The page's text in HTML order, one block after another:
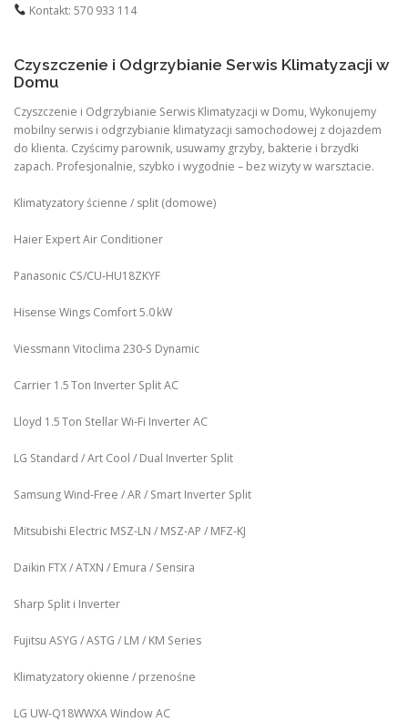
Kontakt: 570 933 114
Czyszczenie i Odgrzybianie Serwis Klimatyzacji w
Domu
Czyszczenie i Odgrzybianie Serwis Klimatyzacji w Domu, Wykonujemy
mobilny serwis i odgrzybianie klimatyzacji samochodowej z dojazdem
do klienta. Czyścimy parownik, usuwamy grzyby, bakterie i brzydki
zapach. Profesjonalnie, szybko i wygodnie – bez wizyty w warsztacie.
Klimatyzatory ścienne / split (domowe)
Haier Expert Air Conditioner
Panasonic CS/CU‑HU18ZKYF
Hisense Wings Comfort 5.0 kW
Viessmann Vitoclima 230‑S Dynamic
Carrier 1.5 Ton Inverter Split AC
Lloyd 1.5 Ton Stellar Wi‑Fi Inverter AC
LG Standard / Art Cool / Dual Inverter Split
Samsung Wind-Free / AR / Smart Inverter Split
Mitsubishi Electric MSZ‑LN / MSZ‑AP / MFZ-KJ
Daikin FTX / ATXN / Emura / Sensira
Sharp Split i Inverter
Fujitsu ASYG / ASTG / LM / KM Series
Klimatyzatory okienne / przenośne
LG UW‑Q18WWXA Window AC